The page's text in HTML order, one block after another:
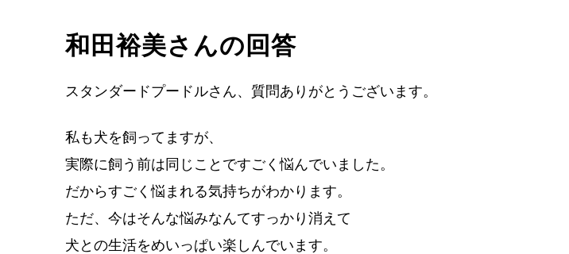
和田裕美さんの回答
スタンダードプードルさん、質問ありがとうございます。
私も犬を飼ってますが、
実際に飼う前は同じことですごく悩んでいました。
だからすごく悩まれる気持ちがわかります。
ただ、今はそんな悩みなんてすっかり消えて
犬との生活をめいっぱい楽しんでいます。